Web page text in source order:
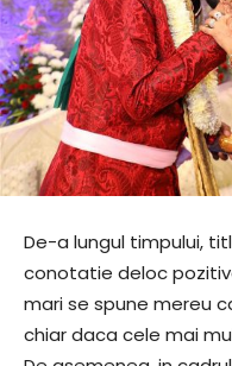
De-a lungul timpului,
conotatie deloc
mari se spune mereu
chiar daca cele mai